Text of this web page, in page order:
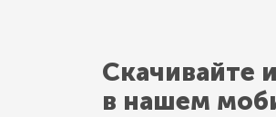
Скачивайте
в нашем